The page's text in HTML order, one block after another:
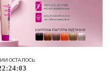
ОСТАЛОСЬ:
2:24:03